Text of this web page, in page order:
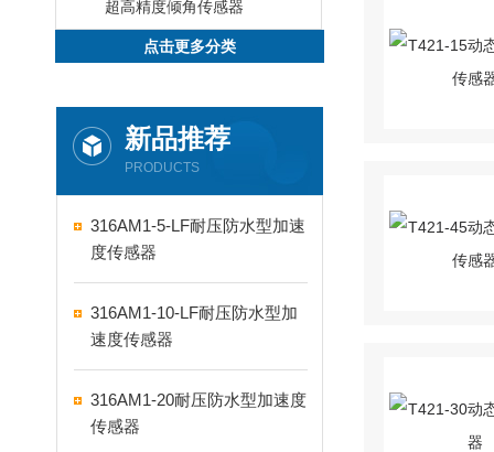
超高精度倾角传感器
点击更多分类
新品推荐
PRODUCTS
316AM1-5-LF耐压防水型加速
度传感器
316AM1-10-LF耐压防水型加
速度传感器
316AM1-20耐压防水型加速度
传感器